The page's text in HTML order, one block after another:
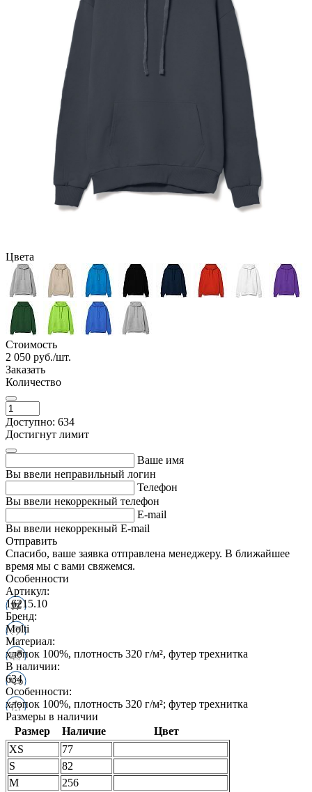
Цвета
Стоимость
2 050 руб./шт.
Заказать
Количество
Доступно: 634
Достигнут лимит
Ваше имя
Вы ввели неправильный логин
Телефон
Вы ввели некоррекный телефон
E-mail
Вы ввели некоррекный E-mail
Отправить
Спасибо, ваше заявка отправлена менеджеру. В ближайшее
время мы с вами свяжемся.
Особенности
Артикул:
16215.10
Бренд:
Molti
Материал:
хлопок 100%, плотность 320 г/м², футер трехнитка
В наличии:
634
Особенности:
хлопок 100%, плотность 320 г/м²; футер трехнитка
Размеры в наличии
Размер
Наличие
Цвет
XS
77
S
82
M
256